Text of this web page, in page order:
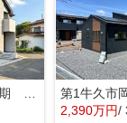
2,390万円/